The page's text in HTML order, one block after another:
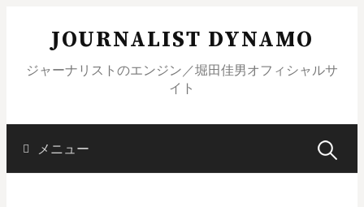
ッ
JOURNALIST DYNAMO
ジャーナリストのエンジン／堀田佳男オフィシャルサ
イト
メニュー 検